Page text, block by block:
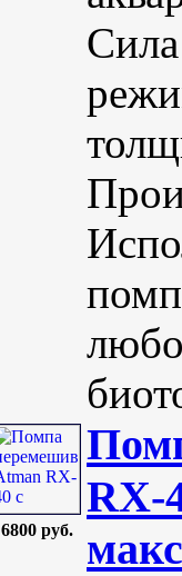
6800 руб.
RX-